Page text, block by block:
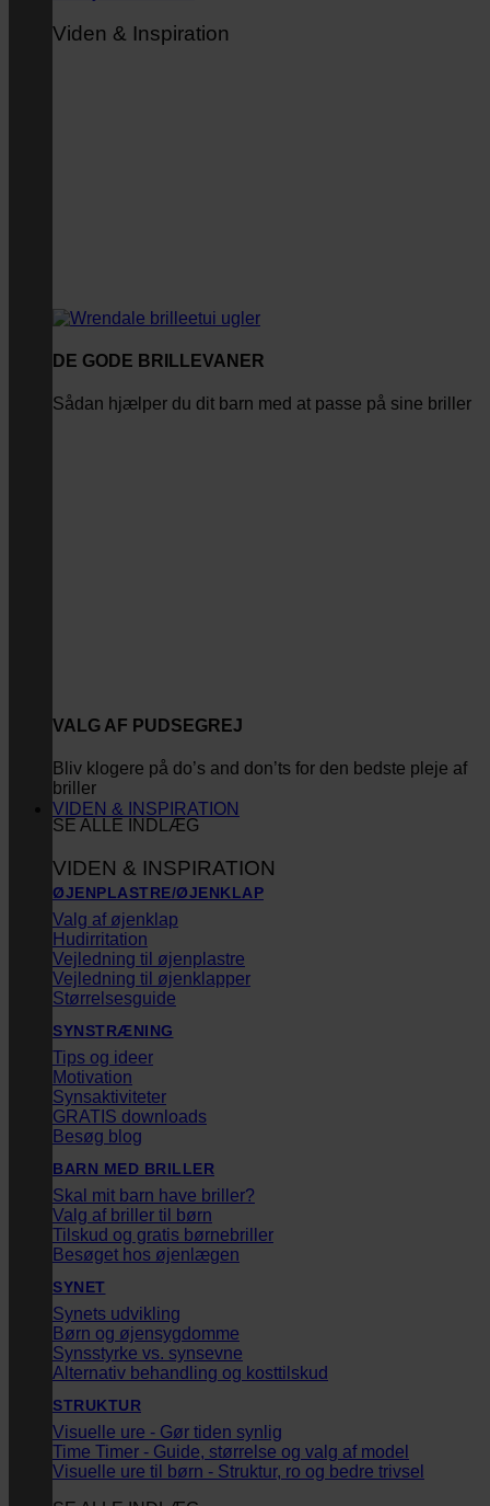
Viden & Inspiration
DE GODE BRILLEVANER
Sådan hjælper du dit barn med at passe på sine briller
VALG AF PUDSEGREJ
Bliv klogere på do’s and don’ts for den bedste pleje af
briller
SE ALLE INDLÆG
VIDEN & INSPIRATION
VIDEN & INSPIRATION
ØJENPLASTRE/ØJENKLAP
Valg af øjenklap
Hudirritation
Vejledning til øjenplastre
Vejledning til øjenklapper
Størrelsesguide
SYNSTRÆNING
Tips og ideer
Motivation
Synsaktiviteter
GRATIS downloads
Besøg blog
BARN MED BRILLER
Skal mit barn have briller?
Valg af briller til børn
Tilskud og gratis børnebriller
Besøget hos øjenlægen
SYNET
Synets udvikling
Børn og øjensygdomme
Synsstyrke vs. synsevne
Alternativ behandling og kosttilskud
STRUKTUR
Visuelle ure - Gør tiden synlig
Time Timer - Guide, størrelse og valg af model
Visuelle ure til børn - Struktur, ro og bedre trivsel